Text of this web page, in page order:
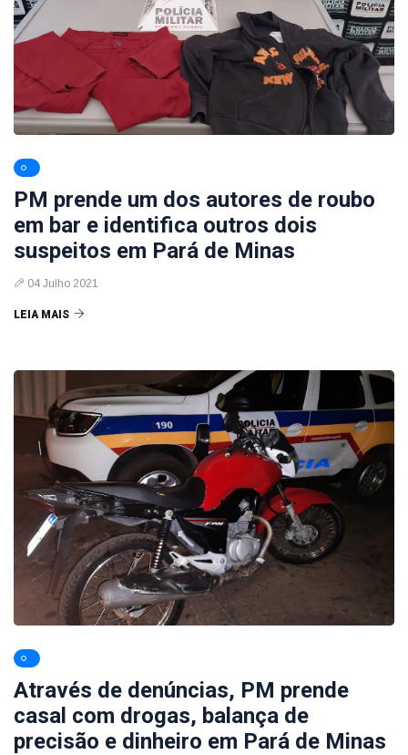
PM prende um dos autores de roubo
em bar e identifica outros dois
suspeitos em Pará de Minas
04 Julho 2021
LEIA MAIS
Através de denúncias, PM prende
casal com drogas, balança de
precisão e dinheiro em Pará de Minas